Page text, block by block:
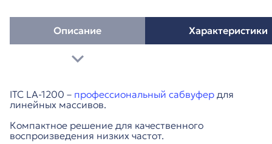
Описание Характеристики
ITC LA-1200 – профессиональный сабвуфер для
линейных массивов.
Компактное решение для качественного
воспроизведения низких частот.